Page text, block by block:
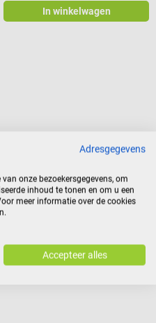
In winkelwagen
Adresgegevens
onze bezoekersgegevens, om
inhoud te tonen en om u een
meer informatie over de cookies
Accepteer alles